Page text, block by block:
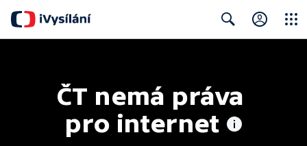
ČT nemá práva
pro internet